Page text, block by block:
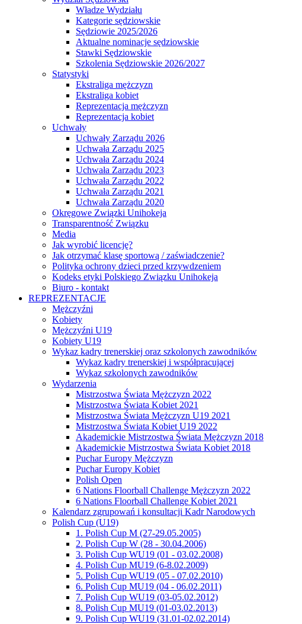
Władze Wydziału
Kategorie sędziowskie
Sędziowie 2025/2026
Aktualne nominacje sędziowskie
Stawki Sędziowskie
Szkolenia Sędziowskie 2026/2027
Statystyki
Ekstraliga mężczyzn
Ekstraliga kobiet
Reprezentacja mężczyzn
Reprezentacja kobiet
Uchwały
Uchwały Zarządu 2026
Uchwała Zarządu 2025
Uchwała Zarządu 2024
Uchwała Zarządu 2023
Uchwała Zarządu 2022
Uchwała Zarządu 2021
Uchwała Zarządu 2020
Okręgowe Związki Unihokeja
Transparentność Związku
Media
Jak wyrobić licencję?
Jak otrzymać klasę sportową / zaświadczenie?
Polityka ochrony dzieci przed krzywdzeniem
Kodeks etyki Polskiego Związku Unihokeja
Biuro - kontakt
REPREZENTACJE
Mężczyźni
Kobiety
Mężczyźni U19
Kobiety U19
Wykaz kadry trenerskiej oraz szkolonych zawodników
Wykaz kadry trenerskiej i współpracującej
Wykaz szkolonych zawodników
Wydarzenia
Mistrzostwa Świata Mężczyzn 2022
Mistrzostwa Świata Kobiet 2021
Mistrzostwa Świata Mężczyzn U19 2021
Mistrzostwa Świata Kobiet U19 2022
Akademickie Mistrzostwa Świata Mężczyzn 2018
Akademickie Mistrzostwa Świata Kobiet 2018
Puchar Europy Mężczyzn
Puchar Europy Kobiet
Polish Open
6 Nations Floorball Challenge Mężczyzn 2022
6 Nations Floorball Challenge Kobiet 2021
Kalendarz zgrupowań i konsultacji Kadr Narodowych
Polish Cup (U19)
1. Polish Cup M (27-29.05.2005)
2. Polish Cup W (28 - 30.04.2006)
3. Polish Cup WU19 (01 - 03.02.2008)
4. Polish Cup MU19 (6-8.02.2009)
5. Polish Cup WU19 (05 - 07.02.2010)
6. Polish Cup MU19 (04 - 06.02.2011)
7. Polish Cup WU19 (03-05.02.2012)
8. Polish Cup MU19 (01-03.02.2013)
9. Polish Cup WU19 (31.01-02.02.2014)